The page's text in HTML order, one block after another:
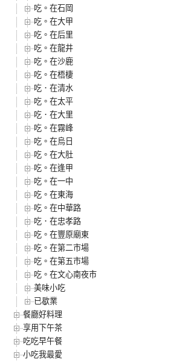
吃。在石岡
吃。在大甲
吃。在后里
吃。在龍井
吃。在沙鹿
吃。在梧棲
吃．在清水
吃。在太平
吃．在大里
吃。在霧峰
吃。在烏日
吃。在大肚
吃。在逢甲
吃。在一中
吃。在東海
吃。在中華路
吃．在忠孝路
吃。在豐原廟東
吃。在第二市場
吃。在第五市場
吃。在文心南夜市
美味小吃
已歇業
餐廳好料理
享用下午茶
吃吃早午餐
小吃我最愛